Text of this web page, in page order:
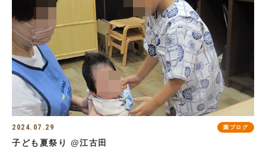
2024.07.29 園ブログ
子ども夏祭り @江古田